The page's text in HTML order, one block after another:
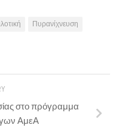
Πυρανίχνευση
στο πρόγραμμα
ΑμεΑ